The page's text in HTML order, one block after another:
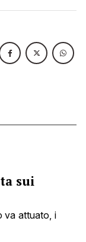
sui
va attuato, i